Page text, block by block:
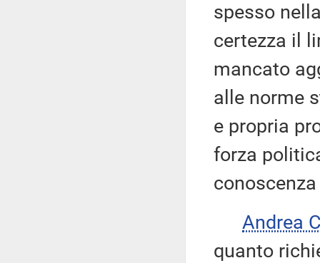
spesso
certezza il
mancato
alle norme
e propria
forza
Andrea
quanto